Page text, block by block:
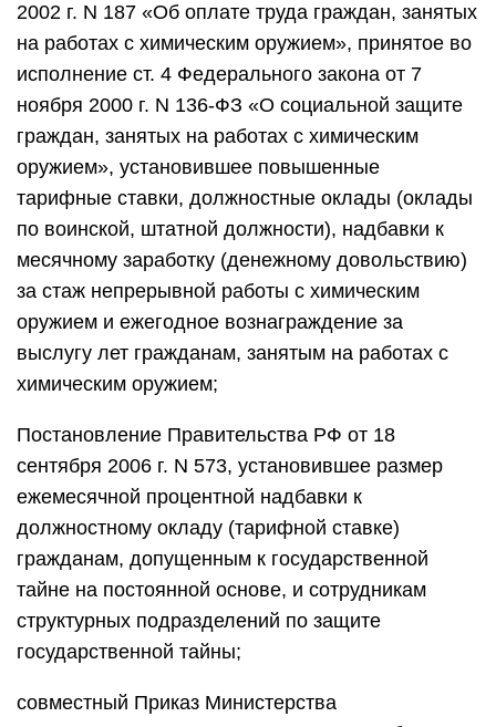
2002 г. N 187 «Об оплате труда граждан, занятых
на работах с химическим оружием», принятое во
исполнение ст. 4 Федерального закона от 7
ноября 2000 г. N 136-ФЗ «О социальной защите
граждан, занятых на работах с химическим
оружием», установившее повышенные
тарифные ставки, должностные оклады (оклады
по воинской, штатной должности), надбавки к
месячному заработку (денежному довольствию)
за стаж непрерывной работы с химическим
оружием и ежегодное вознаграждение за
выслугу лет гражданам, занятым на работах с
химическим оружием;
Постановление Правительства РФ от 18
сентября 2006 г. N 573, установившее размер
ежемесячной процентной надбавки к
должностному окладу (тарифной ставке)
гражданам, допущенным к государственной
тайне на постоянной основе, и сотрудникам
структурных подразделений по защите
государственной тайны;
совместный Приказ Министерства